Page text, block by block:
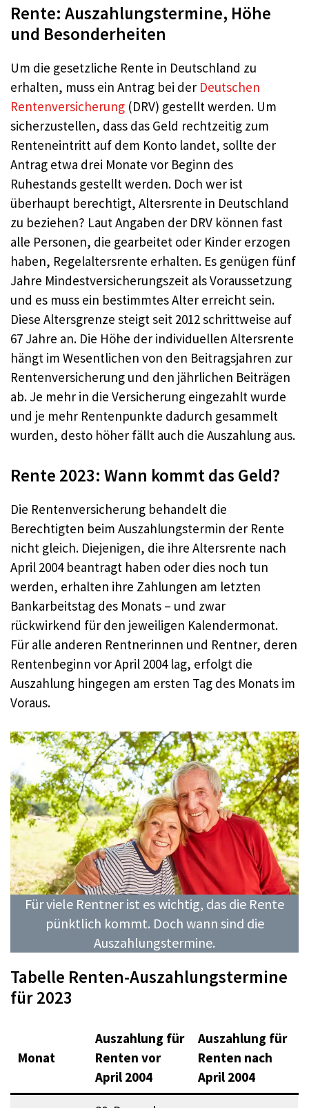
Rente: Auszahlungstermine, Höhe
und Besonderheiten
Um die gesetzliche Rente in Deutschland zu
erhalten, muss ein Antrag bei der Deutschen
Rentenversicherung (DRV) gestellt werden. Um
sicherzustellen, dass das Geld rechtzeitig zum
Renteneintritt auf dem Konto landet, sollte der
Antrag etwa drei Monate vor Beginn des
Ruhestands gestellt werden. Doch wer ist
überhaupt berechtigt, Altersrente in Deutschland
zu beziehen? Laut Angaben der DRV können fast
alle Personen, die gearbeitet oder Kinder erzogen
haben, Regelaltersrente erhalten. Es genügen fünf
Jahre Mindestversicherungszeit als Voraussetzung
und es muss ein bestimmtes Alter erreicht sein.
Diese Altersgrenze steigt seit 2012 schrittweise auf
67 Jahre an. Die Höhe der individuellen Altersrente
hängt im Wesentlichen von den Beitragsjahren zur
Rentenversicherung und den jährlichen Beiträgen
ab. Je mehr in die Versicherung eingezahlt wurde
und je mehr Rentenpunkte dadurch gesammelt
wurden, desto höher fällt auch die Auszahlung aus.
Rente 2023: Wann kommt das Geld?
Die Rentenversicherung behandelt die
Berechtigten beim Auszahlungstermin der Rente
nicht gleich. Diejenigen, die ihre Altersrente nach
April 2004 beantragt haben oder dies noch tun
werden, erhalten ihre Zahlungen am letzten
Bankarbeitstag des Monats – und zwar
rückwirkend für den jeweiligen Kalendermonat.
Für alle anderen Rentnerinnen und Rentner, deren
Rentenbeginn vor April 2004 lag, erfolgt die
Auszahlung hingegen am ersten Tag des Monats im
Voraus.
Für viele Rentner ist es wichtig, das die Rente
pünktlich kommt. Doch wann sind die
Auszahlungstermine.
Tabelle Renten-Auszahlungstermine
für 2023
Monat
Auszahlung für
Renten vor
April 2004
Auszahlung für
Renten nach
April 2004